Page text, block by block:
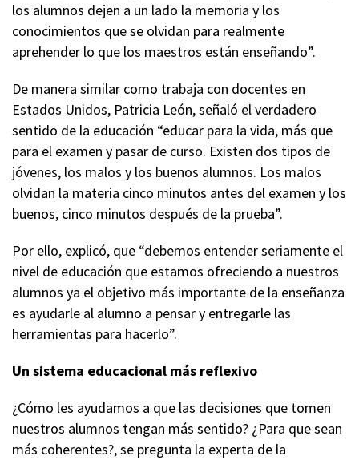
los alumnos dejen a un lado la memoria y los
conocimientos que se olvidan para realmente
aprehender lo que los maestros están enseñando”.
De manera similar como trabaja con docentes en
Estados Unidos, Patricia León, señaló el verdadero
sentido de la educación “educar para la vida, más que
para el examen y pasar de curso. Existen dos tipos de
jóvenes, los malos y los buenos alumnos. Los malos
olvidan la materia cinco minutos antes del examen y los
buenos, cinco minutos después de la prueba”.
Por ello, explicó, que “debemos entender seriamente el
nivel de educación que estamos ofreciendo a nuestros
alumnos ya el objetivo más importante de la enseñanza
es ayudarle al alumno a pensar y entregarle las
herramientas para hacerlo”.
Un sistema educacional más reflexivo
¿Cómo les ayudamos a que las decisiones que tomen
nuestros alumnos tengan más sentido? ¿Para que sean
más coherentes?, se pregunta la experta de la